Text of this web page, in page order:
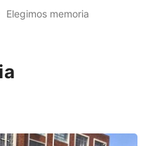
Elegimos memoria